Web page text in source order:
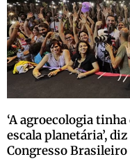
‘A agroecologia
escala planetária’,
Congresso